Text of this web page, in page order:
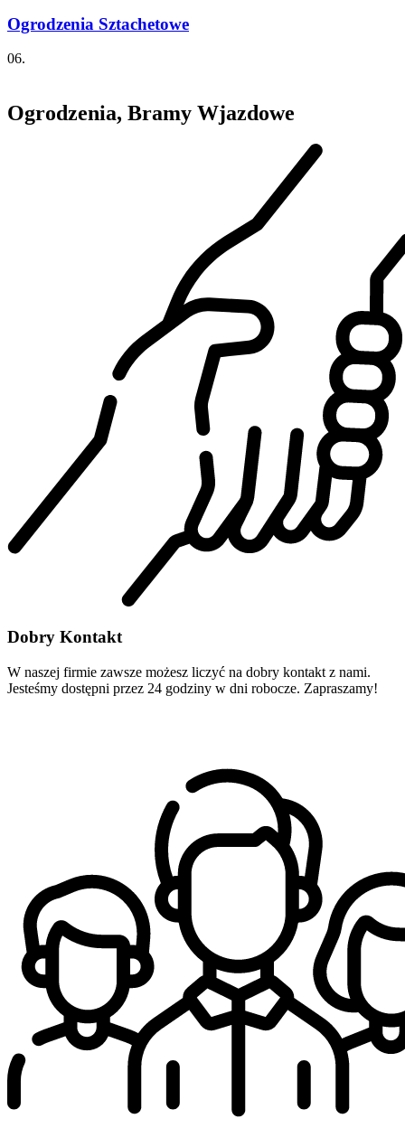
Ogrodzenia Sztachetowe
06.
Ogrodzenia, Bramy Wjazdowe
Dobry Kontakt
W naszej firmie zawsze możesz liczyć na dobry kontakt z nami.
Jesteśmy dostępni przez 24 godziny w dni robocze. Zapraszamy!